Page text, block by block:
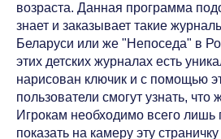
возраста. Данная программа
знает и заказывает такие
Беларуси или же "Непоседа" в
этих детских журналах есть
нарисован ключик и с помощью
пользователи смогут узнать,
Игрокам необходимо всего лишь
показать на камеру эту